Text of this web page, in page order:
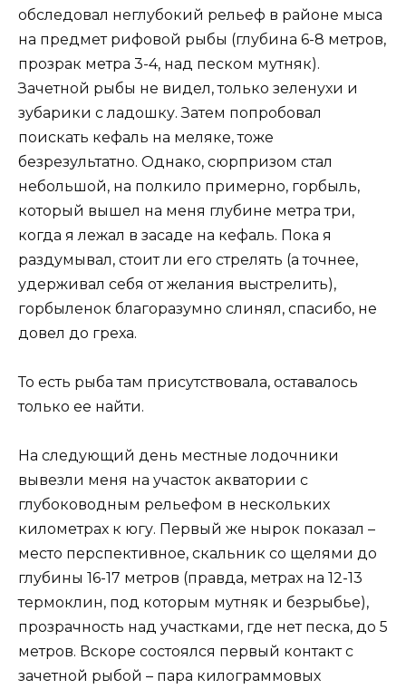
обследовал неглубокий рельеф в районе мыса
на предмет рифовой рыбы (глубина 6-8 метров,
прозрак метра 3-4, над песком мутняк).
Зачетной рыбы не видел, только зеленухи и
зубарики с ладошку. Затем попробовал
поискать кефаль на меляке, тоже
безрезультатно. Однако, сюрпризом стал
небольшой, на полкило примерно, горбыль,
который вышел на меня глубине метра три,
когда я лежал в засаде на кефаль. Пока я
раздумывал, стоит ли его стрелять (а точнее,
удерживал себя от желания выстрелить),
горбыленок благоразумно слинял, спасибо, не
довел до греха.
То есть рыба там присутствовала, оставалось
только ее найти.
На следующий день местные лодочники
вывезли меня на участок акватории с
глубоководным рельефом в нескольких
километрах к югу. Первый же нырок показал –
место перспективное, скальник со щелями до
глубины 16-17 метров (правда, метрах на 12-13
термоклин, под которым мутняк и безрыбье),
прозрачность над участками, где нет песка, до 5
метров. Вскоре состоялся первый контакт с
зачетной рыбой – пара килограммовых